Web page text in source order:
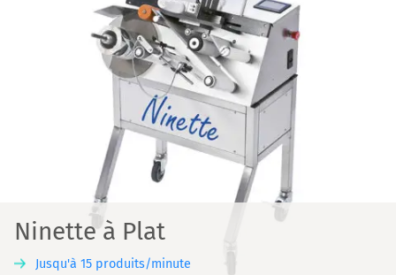
Ninette à Plat
Jusqu'à 15 produits/minute